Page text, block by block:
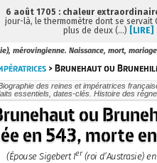
mérovingienne. Naissance, mort,
> Brunehaut ou
des reines et impératrices
essentiels, dates-clés. Histoire des
ou
en 543, morte
(Épouse Sigebert Ier (roi d’Austrasie)
6 août 1705 : chaleur
jour-là, le thermomètre dont se servait
plus de deux (…) [LIRE]